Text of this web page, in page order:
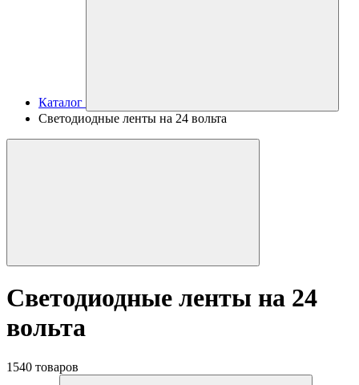
Каталог
Светодиодные ленты на 24 вольта
Светодиодные ленты на 24
вольта
1540 товаров